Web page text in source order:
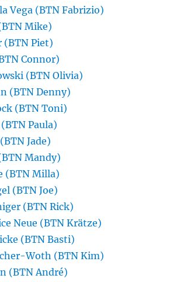
Vega (BTN Fabrizio)
Mike)
(BTN Piet)
Connor)
(BTN Olivia)
(BTN Denny)
(BTN Toni)
Paula)
Jade)
Mandy)
(BTN Milla)
(BTN Joe)
(BTN Rick)
Neue (BTN Krätze)
(BTN Basti)
Woth (BTN Kim)
(BTN André)